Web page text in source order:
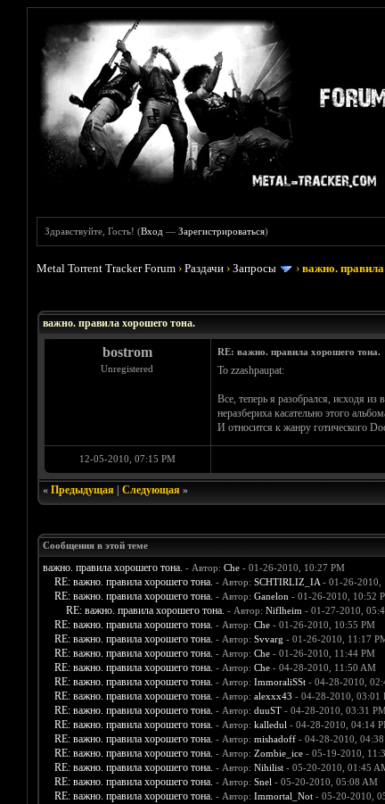
Здравствуйте, Гость! (Вход —Зарегистрироваться)
Metal Torrent Tracker Forum ›Раздачи ›Запросы ›важно.
важно. правила хорошего тона.
bostrom
Unregistered
RE: важно. правила хорошего тона.
To zzashpaupat:
Все, теперь я разобрался, исходя
неразбериха касательно этого
И относится к жанру готического
12-05-2010, 07:15 PM
« Предыдущая| Следующая»
Сообщения в этой теме
важно. правила хорошего тона. - Автор: Che- 01-26-2010, 10:27 PM
RE: важно. правила хорошего тона. - Автор: SCHTIRLIZ_IA- 01-26-2010,
RE: важно. правила хорошего тона. - Автор: Ganelon - 01-26-2010, 10:52
RE: важно. правила хорошего тона. - Автор: Niflheim - 01-27-2010,
RE: важно. правила хорошего тона. - Автор: Che- 01-26-2010, 10:55 PM
RE: важно. правила хорошего тона. - Автор: Svvarg - 01-26-2010, 11:17
RE: важно. правила хорошего тона. - Автор: Che- 01-26-2010, 11:44 PM
RE: важно. правила хорошего тона. - Автор: Che- 04-28-2010, 11:50 AM
RE: важно. правила хорошего тона. - Автор: ImmoraliSSt- 04-28-2010,
RE: важно. правила хорошего тона. - Автор: alexxx43 - 04-28-2010, 03:01
RE: важно. правила хорошего тона. - Автор: duuST- 04-28-2010, 03:31
RE: важно. правила хорошего тона. - Автор: kalledul - 04-28-2010, 04:14
RE: важно. правила хорошего тона. - Автор: mishadoff- 04-28-2010, 04:38
RE: важно. правила хорошего тона. - Автор: Zombie_ice- 05-19-2010,
RE: важно. правила хорошего тона. - Автор: Nihilist- 05-20-2010, 01:45
RE: важно. правила хорошего тона. - Автор: Snel - 05-20-2010, 05:08 AM
RE: важно. правила хорошего тона. - Автор: Immortal_Not- 05-20-2010,